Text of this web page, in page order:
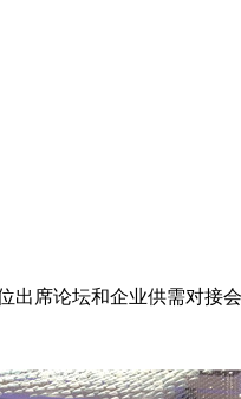
出席论坛和企业供需对接